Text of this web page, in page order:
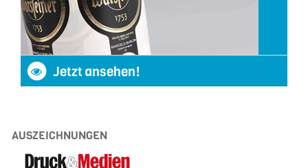
Jetzt ansehen!
AUSZEICHNUNGEN